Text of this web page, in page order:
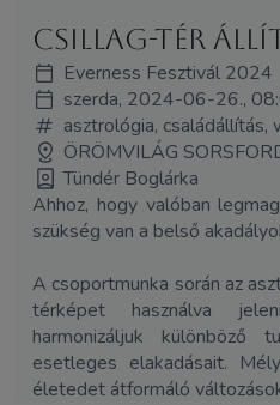
Csillag-tér
Everness Fesztivál 2024
szerda, 2024-06-26.,
asztrológia, családállítás,
ÖRÖMVILÁG
Tündér Boglárka
Ahhoz, hogy valóban
szükség van a belső
A csoportmunka során az
térképet használva
harmonizáljuk
esetleges elakadásait.
életedet átformáló